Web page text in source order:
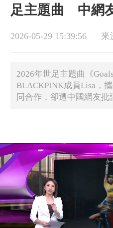
足主題曲 中網
2026-05-29 15:39:56 來
2026年世足主題曲《
BLACKPINK成員Lisa，
同合作，卻遭中國網友批